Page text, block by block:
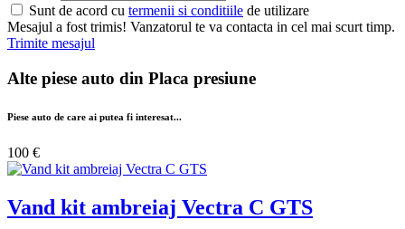
Sunt de acord cu termenii si conditiile de utilizare
Mesajul a fost trimis! Vanzatorul te va contacta in cel mai scurt timp.
Trimite mesajul
Alte piese auto din Placa presiune
Piese auto de care ai putea fi interesat...
100 €
Vand kit ambreiaj Vectra C GTS